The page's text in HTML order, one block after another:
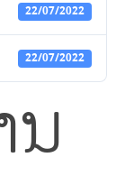
22/07/2022
22/07/2022
ນ